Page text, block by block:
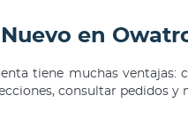
Nuevo en
tiene muchas ventajas:
consultar pedidos y